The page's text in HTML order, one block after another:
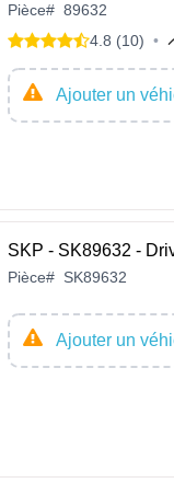
Pièce# 89632
4.8 (10) •
Ajouter un
SKP - SK89632 -
Pièce# SK89632
Ajouter un